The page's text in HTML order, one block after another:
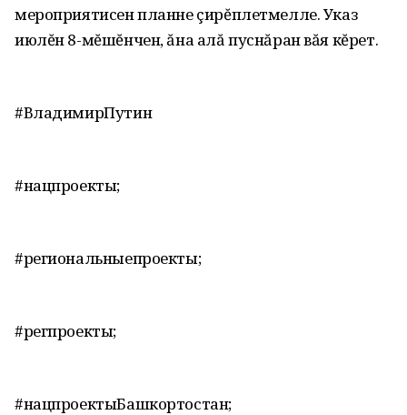
мероприятисен планне çирĕплетмелле. Указ
июлĕн 8-мĕшĕнчен, ăна алă пуснăран вăя кĕрет.
#ВладимирПутин
#нацпроекты;
#региональныепроекты;
#регпроекты;
#нацпроектыБашкортостан;